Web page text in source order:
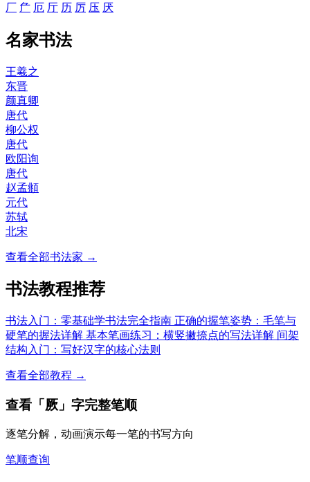
厂 厃 厄 厅 历 厉 压 厌
名家书法
王羲之
东晋
颜真卿
唐代
柳公权
唐代
欧阳询
唐代
赵孟頫
元代
苏轼
北宋
查看全部书法家 →
书法教程推荐
书法入门：零基础学书法完全指南 正确的握笔姿势：毛笔与
硬笔的握法详解 基本笔画练习：横竖撇捺点的写法详解 间架
结构入门：写好汉字的核心法则
查看全部教程 →
查看「厥」字完整笔顺
逐笔分解，动画演示每一笔的书写方向
笔顺查询